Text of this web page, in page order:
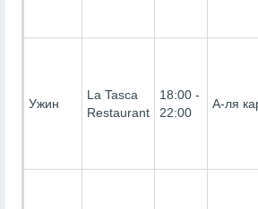
Ужин
La Tasca
Restaurant
18:00 -
22:00
А-ля